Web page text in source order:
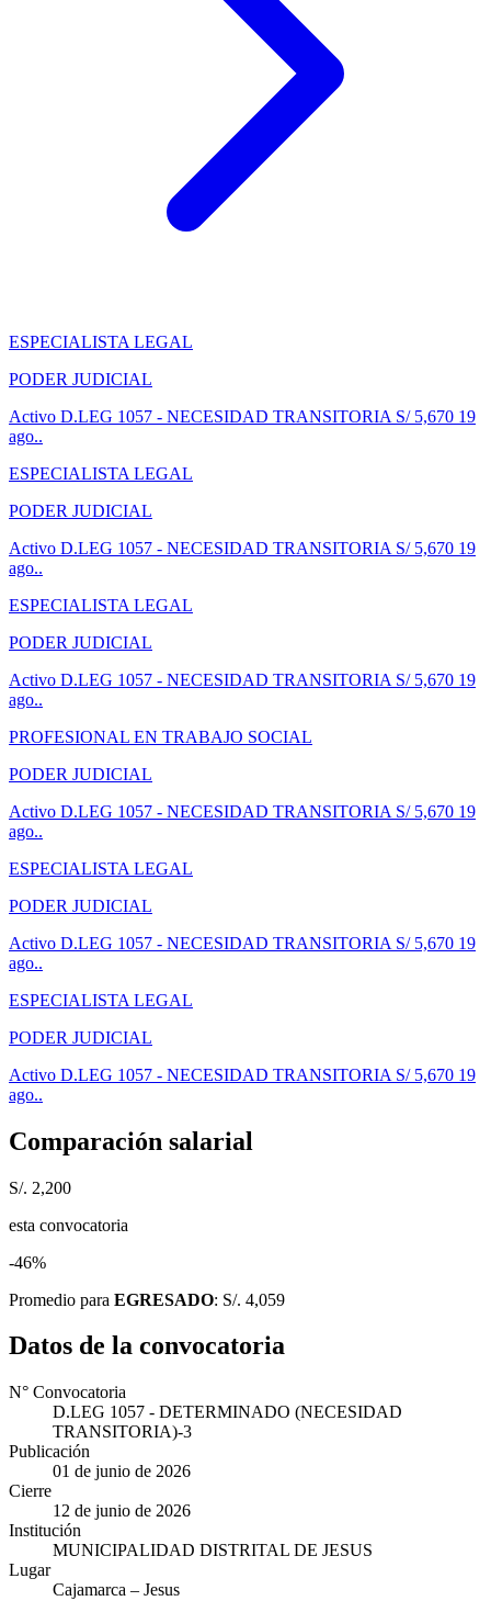
ESPECIALISTA LEGAL
PODER JUDICIAL
Activo D.LEG 1057 - NECESIDAD TRANSITORIA S/ 5,670 19
ago..
ESPECIALISTA LEGAL
PODER JUDICIAL
Activo D.LEG 1057 - NECESIDAD TRANSITORIA S/ 5,670 19
ago..
ESPECIALISTA LEGAL
PODER JUDICIAL
Activo D.LEG 1057 - NECESIDAD TRANSITORIA S/ 5,670 19
ago..
PROFESIONAL EN TRABAJO SOCIAL
PODER JUDICIAL
Activo D.LEG 1057 - NECESIDAD TRANSITORIA S/ 5,670 19
ago..
ESPECIALISTA LEGAL
PODER JUDICIAL
Activo D.LEG 1057 - NECESIDAD TRANSITORIA S/ 5,670 19
ago..
ESPECIALISTA LEGAL
PODER JUDICIAL
Activo D.LEG 1057 - NECESIDAD TRANSITORIA S/ 5,670 19
ago..
Comparación salarial
S/. 2,200
esta convocatoria
-46%
Promedio para EGRESADO: S/. 4,059
Datos de la convocatoria
N° Convocatoria
D.LEG 1057 - DETERMINADO (NECESIDAD
TRANSITORIA)-3
Publicación
01 de junio de 2026
Cierre
12 de junio de 2026
Institución
MUNICIPALIDAD DISTRITAL DE JESUS
Lugar
Cajamarca – Jesus